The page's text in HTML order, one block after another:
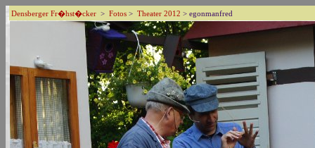
Densberger Fr�hst�cker > Fotos > Theater 2012 > egonmanfred